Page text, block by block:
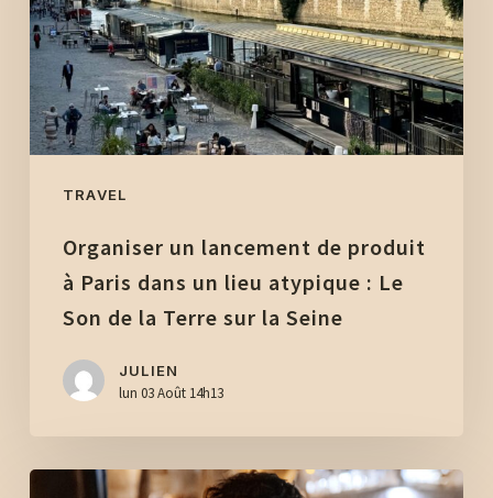
TRAVEL
à
Paris
dans
un
lieu
atypique
Terre
Organiser un lancement de produit
à Paris dans un lieu atypique : Le
Son de la Terre sur la Seine
JULIEN
lun 03 Août 14h13
Afterwork